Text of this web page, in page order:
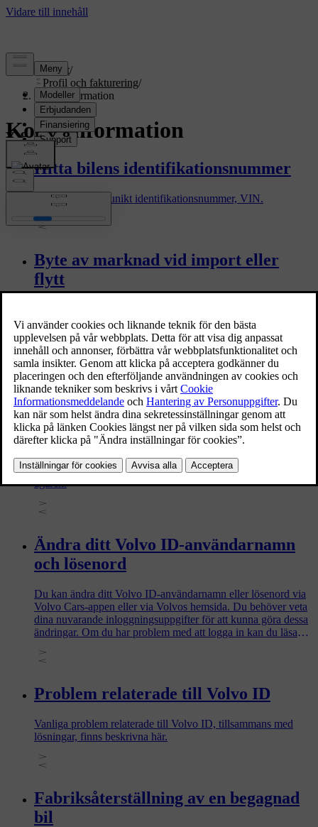
Support/
Profil och fakturering/
Kontoinformation
Kontoinformation
Hitta bilens identifikationsnummer
Alla bilar har ett unikt identifikationsnummer, VIN.
Byte av marknad vid import eller
flytt
viktigt att kontakta en auktoriserad Volvoåterförsäljare för att
registrera dig på den nya marknaden. Detta säkerställer att de
uppkopplade tjänster som Volvo erbjuder kommer att fungera
som de ska.
Byte av ägande med uppkopplade
tjänster
Vid ägarbyte av en bil med uppkopplade tjänster finns det
vissa steg som måste tas av både den föregående och den nya
ägaren.
Ändra ditt Volvo ID-användarnamn
och lösenord
Du kan ändra ditt Volvo ID-användarnamn eller lösenord via
Volvo Cars-appen eller via Volvos hemsida. Du behöver veta
dina nuvarande inloggningsuppgifter för att kunna göra dessa
ändringar. Om du har problem med att logga in kan du läsa
Problem relaterade till Volvo ID
Vanliga problem relaterade till Volvo ID, tillsammans med
lösningar, finns beskrivna här.
Fabriksåterställning av en begagnad
bil